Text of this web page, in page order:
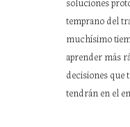
temprano del
muchísimo
aprender más
decisiones que
tendrán en el